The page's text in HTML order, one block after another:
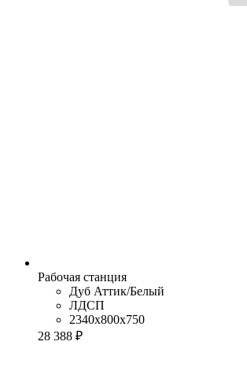
Рабочая станция
Дуб Аттик/Белый
ЛДСП
2340x800x750
28 388 ₽